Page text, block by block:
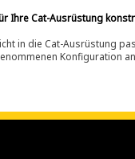
Ihre Cat-Ausrüstung
in die Cat-Ausrüstung
Konfiguration